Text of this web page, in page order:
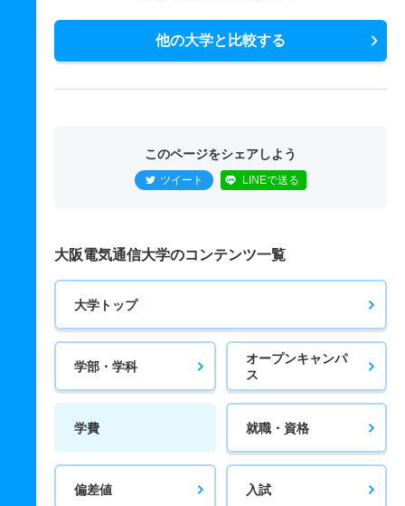
他の大学と比較する
このページをシェアしよう
ツイート LINEで送る
大阪電気通信大学のコンテンツ一覧
大学トップ
学部・学科
オープンキャンパ
ス
学費 就職・資格
偏差値 入試